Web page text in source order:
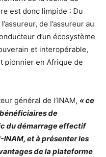
est donc limpide : Du
de l’assureur au
d’un écosystème
et interopérable,
pionnier en Afrique de
général de l’INAM, « ce
de
du démarrage effectif
INAM, et à présenter les
de la plateforme